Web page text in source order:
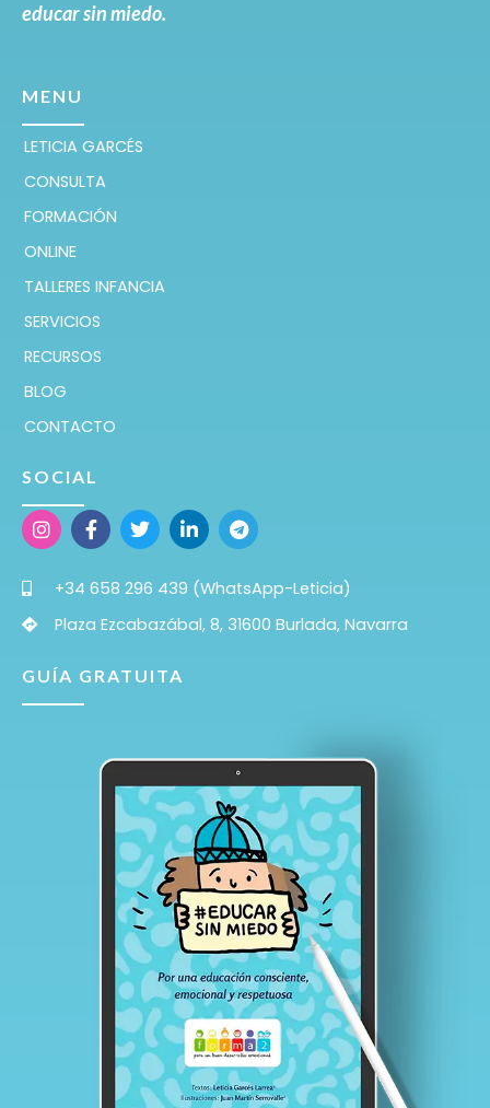
educar sin miedo.
MENU
LETICIA GARCÉS
CONSULTA
FORMACIÓN
ONLINE
TALLERES INFANCIA
SERVICIOS
RECURSOS
BLOG
CONTACTO
SOCIAL
+34 658 296 439 (WhatsApp-Leticia)
Plaza Ezcabazábal, 8, 31600 Burlada, Navarra
GUÍA GRATUITA